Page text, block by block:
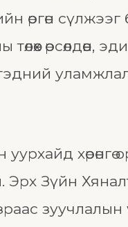
өргөн
өрсөлдөөн,
хөрөнгө
Зүйн Хяналт,
зуучлалын